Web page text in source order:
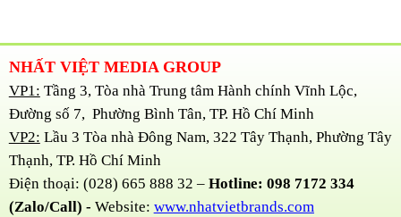
NHẤT VIỆT MEDIA GROUP
VP1: Tầng 3, Tòa nhà Trung tâm Hành chính Vĩnh Lộc,
Đường số 7, Phường Bình Tân, TP. Hồ Chí Minh
VP2: Lầu 3 Tòa nhà Đông Nam, 322 Tây Thạnh, Phường Tây
Thạnh, TP. Hồ Chí Minh
Điện thoại: (028) 665 888 32 – Hotline: 098 7172 334
(Zalo/Call) - Website: www.nhatvietbrands.com